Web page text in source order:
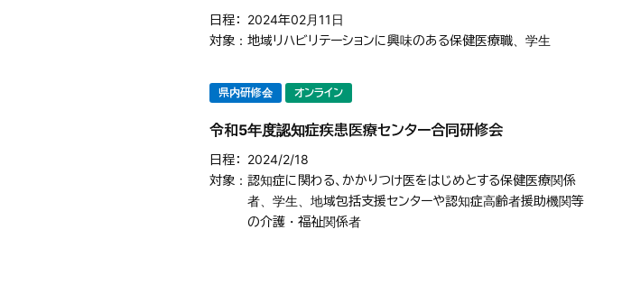
日程
2024年02月11日
対象
地域リハビリテーションに興味のある保健医療職、学生
令和5年度認知症疾患医療センター合同研修会
県内研修会 オンライン
日程
2024/2/18
対象
認知症に関わる、かかりつけ医をはじめとする保健医療関係
者、学生、地域包括支援センターや認知症高齢者援助機関等
の介護・福祉関係者